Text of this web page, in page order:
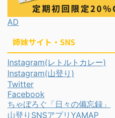
AD
姉妹サイト・SNS
Instagram(レトルトカレー)
Instagram(山登り)
Twitter
Facebook
ちゃぼろぐ「日々の備忘録」
山登りSNSアプリYAMAP